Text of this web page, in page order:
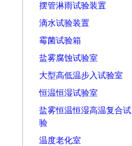
摆管淋雨试验装置
滴水试验装置
霉菌试验箱
盐雾腐蚀试验室
大型高低温步入试验室
恒温恒湿试验室
盐雾恒温恒湿高温复合试
验
温度老化室